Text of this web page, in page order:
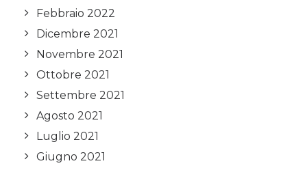
Febbraio 2022
Dicembre 2021
Novembre 2021
Ottobre 2021
Settembre 2021
Agosto 2021
Luglio 2021
Giugno 2021